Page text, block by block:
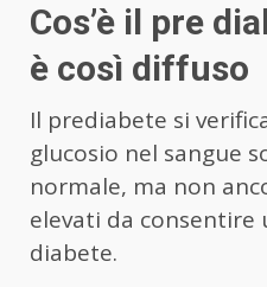
Cos’è il pre
è così diffuso
Il prediabete si
glucosio nel sangue
normale, ma non
elevati da consentire
diabete.